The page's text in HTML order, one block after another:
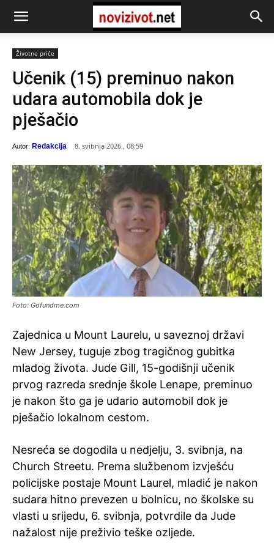
Životne priče
Učenik (15) preminuo nakon
udara automobila dok je
pješačio
Autor: Redakcija 8. svibnja 2026., 08:59
Foto: Gofundme.com
Zajednica u Mount Laurelu, u saveznoj državi
New Jersey, tuguje zbog tragičnog gubitka
mladog života. Jude Gill, 15-godišnji učenik
prvog razreda srednje škole Lenape, preminuo
je nakon što ga je udario automobil dok je
pješačio lokalnom cestom.
Nesreća se dogodila u nedjelju, 3. svibnja, na
Church Streetu. Prema službenom izvješću
policijske postaje Mount Laurel, mladić je nakon
sudara hitno prevezen u bolnicu, no školske su
vlasti u srijedu, 6. svibnja, potvrdile da Jude
nažalost nije preživio teške ozljede.